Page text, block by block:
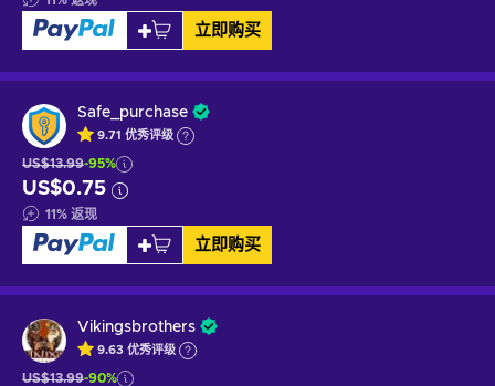
立即购买
Safe_purchase
9.71 优秀评级
US$13.99-95%
US$0.75
11% 返现
立即购买
Vikingsbrothers
9.63 优秀评级
US$13.99-90%